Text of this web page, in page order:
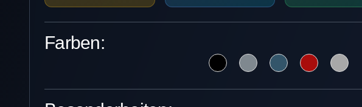
Farben: